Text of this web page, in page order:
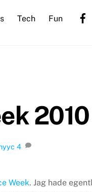
Tech Fun
2010
4
Week. Jag hade